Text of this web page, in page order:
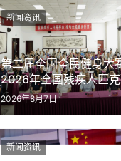
第二届全国全民健身大
2026年全国残疾人匹
活动在京举办
2026年8月7日
新闻资讯
新闻资讯